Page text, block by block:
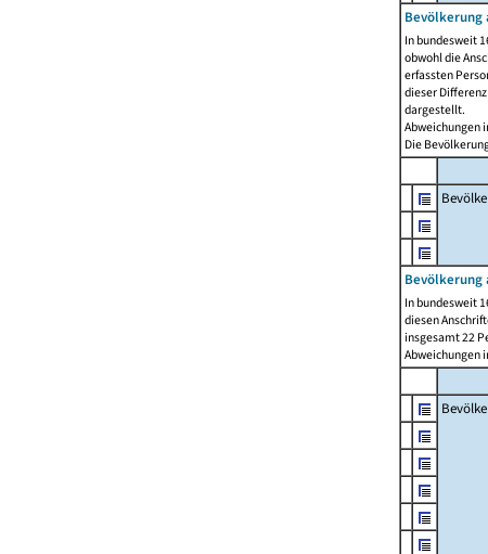
Bevölkerung
In bundesweit
obwohl die
erfassten
dieser
dargestellt.
Abweichungen
Die
In bundesweit
diesen
insgesamt 22
Abweichungen